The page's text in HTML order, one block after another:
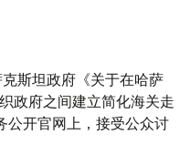
斯坦政府《关于在哈萨
政府之间建立简化海关走
公开官网上，接受公众讨